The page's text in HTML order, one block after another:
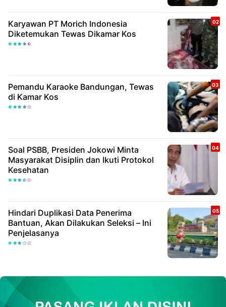
Karyawan PT Morich Indonesia
Diketemukan Tewas Dikamar Kos
Pemandu Karaoke Bandungan, Tewas
di Kamar Kos
Soal PSBB, Presiden Jokowi Minta
Masyarakat Disiplin dan Ikuti Protokol
Kesehatan
Hindari Duplikasi Data Penerima
Bantuan, Akan Dilakukan Seleksi – Ini
Penjelasanya